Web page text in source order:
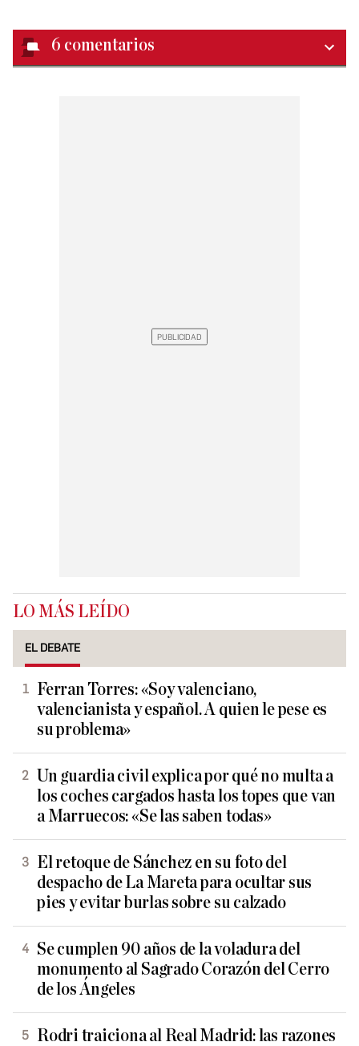
6 comentarios
LO MÁS LEÍDO
EL DEBATE
Ferran Torres: «Soy valenciano,
valencianista y español. A quien le pese es
su problema»
Un guardia civil explica por qué no multa a
los coches cargados hasta los topes que van
a Marruecos: «Se las saben todas»
El retoque de Sánchez en su foto del
despacho de La Mareta para ocultar sus
pies y evitar burlas sobre su calzado
Se cumplen 90 años de la voladura del
monumento al Sagrado Corazón del Cerro
de los Ángeles
Rodri traiciona al Real Madrid: las razones